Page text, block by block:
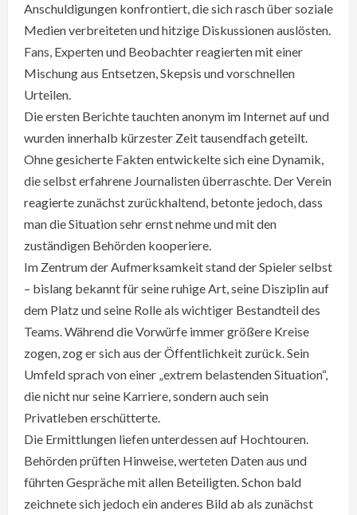
Anschuldigungen konfrontiert, die sich rasch über soziale
Medien verbreiteten und hitzige Diskussionen auslösten.
Fans, Experten und Beobachter reagierten mit einer
Mischung aus Entsetzen, Skepsis und vorschnellen
Urteilen.
Die ersten Berichte tauchten anonym im Internet auf und
wurden innerhalb kürzester Zeit tausendfach geteilt.
Ohne gesicherte Fakten entwickelte sich eine Dynamik,
die selbst erfahrene Journalisten überraschte. Der Verein
reagierte zunächst zurückhaltend, betonte jedoch, dass
man die Situation sehr ernst nehme und mit den
zuständigen Behörden kooperiere.
Im Zentrum der Aufmerksamkeit stand der Spieler selbst
– bislang bekannt für seine ruhige Art, seine Disziplin auf
dem Platz und seine Rolle als wichtiger Bestandteil des
Teams. Während die Vorwürfe immer größere Kreise
zogen, zog er sich aus der Öffentlichkeit zurück. Sein
Umfeld sprach von einer „extrem belastenden Situation“,
die nicht nur seine Karriere, sondern auch sein
Privatleben erschütterte.
Die Ermittlungen liefen unterdessen auf Hochtouren.
Behörden prüften Hinweise, werteten Daten aus und
führten Gespräche mit allen Beteiligten. Schon bald
zeichnete sich jedoch ein anderes Bild ab als zunächst